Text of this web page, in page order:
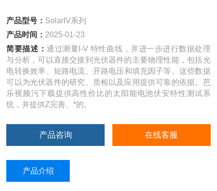
产品型号： SolarIV系列
产品时间： 2025-01-23
简要描述：通过测量I-V 特性曲线，并进一步进行数据处理
与分析，可以直接交接到光伏器件的主要物理性能，包括光
电转换效率、短路电流、开路电压和填充因子等。这些数据
可以为光伏器件的研究、质检以及应用提供可靠的依据。芭
乐视频污下载提供高性价比的太阳能电池伏安特性测试系
统，并提供Z完善、*的。
产品咨询 在线客服
产品介绍